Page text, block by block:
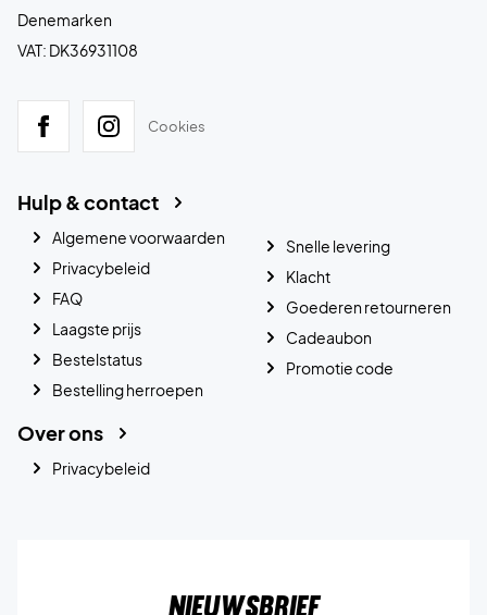
Denemarken
VAT: DK36931108
Cookies
Hulp & contact
Algemene voorwaarden
Privacybeleid
FAQ
Laagste prijs
Bestelstatus
Bestelling herroepen
Snelle levering
Klacht
Goederen retourneren
Cadeaubon
Promotie code
Over ons
Privacybeleid
Nieuwsbrief